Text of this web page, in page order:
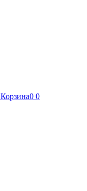
Корзина0 0